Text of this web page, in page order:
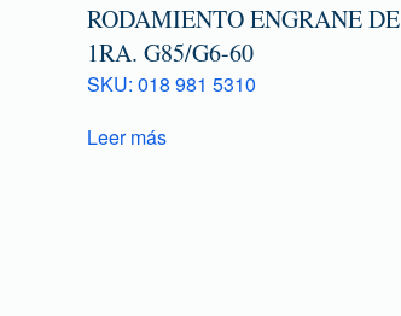
RODAMIENTO ENGRANE DE
1RA. G85/G6-60
SKU: 018 981 5310
Leer más